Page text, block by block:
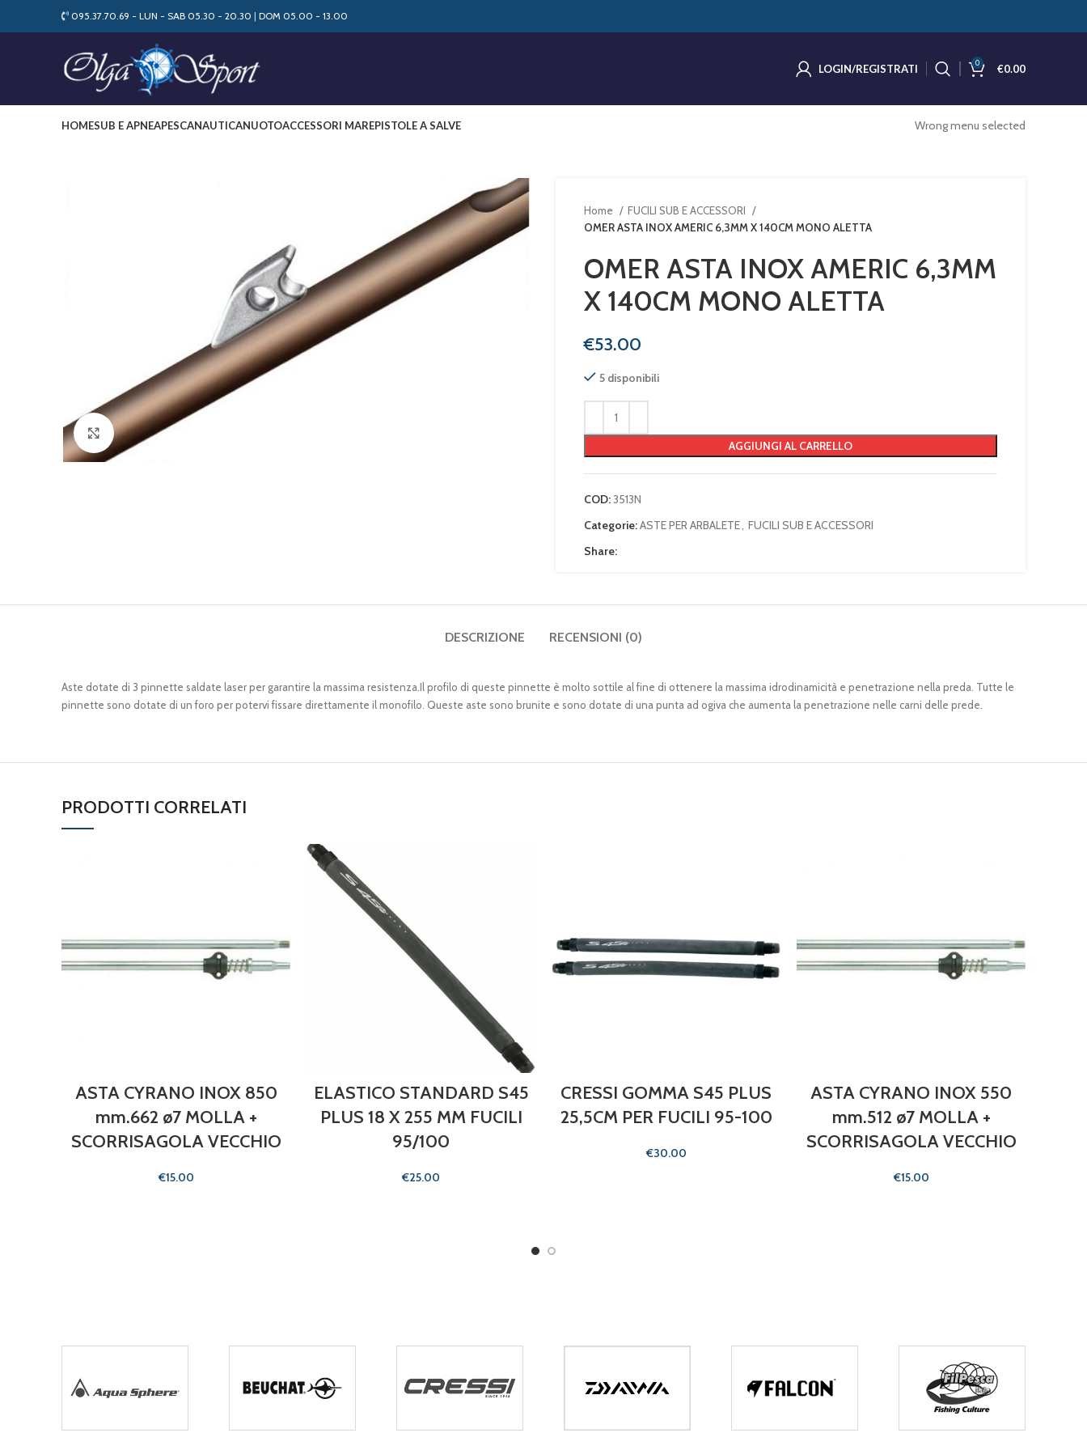
095.37.70.69 - LUN - SAB 05.30 - 20.30 | DOM 05.00 - 13.00
LOGIN/REGISTRATI 0 €0.00
HOMESUB E APNEAPESCANAUTICANUOTOACCESSORI MAREPISTOLE A SALVE Wrong menu selected
Clicca per ingrandire
Home
FUCILI SUB E ACCESSORI
OMER ASTA INOX AMERIC 6,3MM X 140CM MONO ALETTA
OMER ASTA INOX AMERIC 6,3MM
X 140CM MONO ALETTA
€
5 disponibili
AGGIUNGI AL CARRELLO
COD:3513N
Categorie:ASTE PER ARBALETE, FUCILI SUB E ACCESSORI
Share:
DESCRIZIONE RECENSIONI (0)
Aste dotate di 3 pinnette saldate laser per garantire la massima resistenza.Il profilo di queste pinnette è molto sottile al fine di ottenere la massima idrodinamicità e penetrazione nella preda. Tutte le
pinnette sono dotate di un foro per potervi fissare direttamente il monofilo. Queste aste sono brunite e sono dotate di una punta ad ogiva che aumenta la penetrazione nelle carni delle prede.
PRODOTTI CORRELATI
ASTA CYRANO INOX 850
mm.662 ø7 MOLLA +
SCORRISAGOLA VECCHIO
€
ELASTICO STANDARD S45
PLUS 18 X 255 MM FUCILI
95/100
€
CRESSI GOMMA S45 PLUS
25,5CM PER FUCILI 95-100
€
ASTA CYRANO INOX 550
mm.512 ø7 MOLLA +
SCORRISAGOLA VECCHIO
€